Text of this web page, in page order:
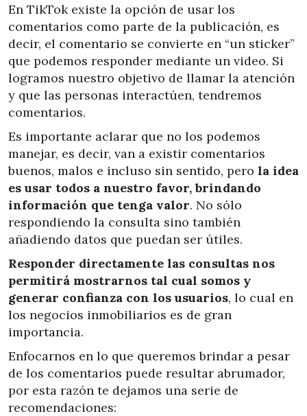
En TikTok existe la opción de usar los
comentarios como parte de la publicación, es
decir, el comentario se convierte en “un sticker”
que podemos responder mediante un video. Si
logramos nuestro objetivo de llamar la atención
y que las personas interactúen, tendremos
comentarios.
Es importante aclarar que no los podemos
manejar, es decir, van a existir comentarios
buenos, malos e incluso sin sentido, pero la idea
es usar todos a nuestro favor, brindando
información que tenga valor. No sólo
respondiendo la consulta sino también
añadiendo datos que puedan ser útiles.
Responder directamente las consultas nos
permitirá mostrarnos tal cual somos y
generar confianza con los usuarios, lo cual en
los negocios inmobiliarios es de gran
importancia.
Enfocarnos en lo que queremos brindar a pesar
de los comentarios puede resultar abrumador,
por esta razón te dejamos una serie de
recomendaciones: